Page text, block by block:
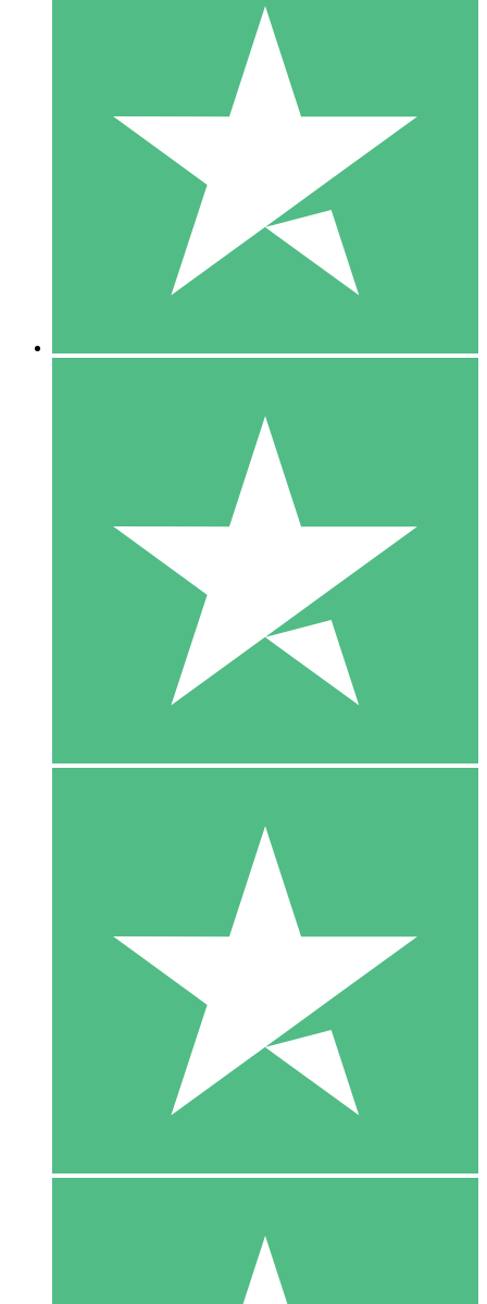
Pacchetti di Crediti Individuali
Paga a consumo con crediti di download. Nessun impegno
1 Download
10
US$1500
10 Download
20